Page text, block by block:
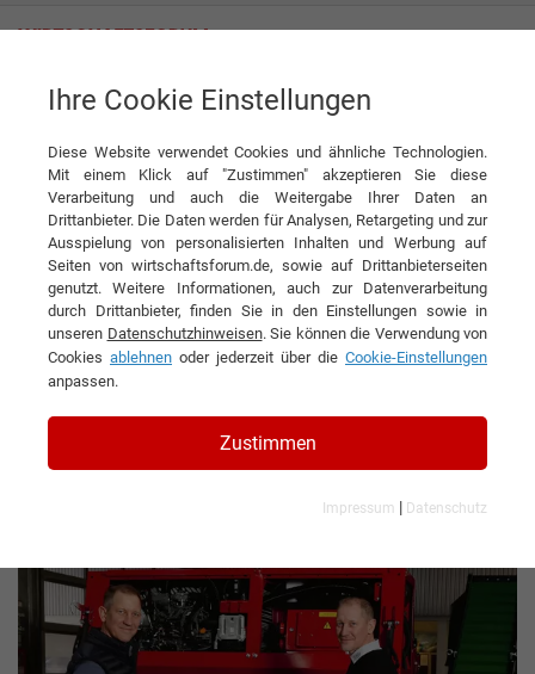
Tag
Tagwords
Liste aller Ergebnisse zu Ihrem Tag
2 4 5 6 7 8 9
Filtern nach Kategorie: Filtern nach Land:
Sport
180 Ergebnisse gefunden
Ihre Cookie Einstellungen
Diese Website verwendet Cookies und ähnliche Technologien.
Mit einem Klick auf "Zustimmen" akzeptieren Sie diese
Verarbeitung und auch die Weitergabe Ihrer Daten an
Drittanbieter. Die Daten werden für Analysen, Retargeting und zur
Ausspielung von personalisierten Inhalten und Werbung auf
Seiten von wirtschaftsforum.de, sowie auf Drittanbieterseiten
genutzt. Weitere Informationen, auch zur Datenverarbeitung
durch Drittanbieter, finden Sie in den Einstellungen sowie in
unseren Datenschutzhinweisen. Sie können die Verwendung von
Cookies ablehnen oder jederzeit über die Cookie-Einstellungen
anpassen.
Zustimmen
Impressum | Datenschutz